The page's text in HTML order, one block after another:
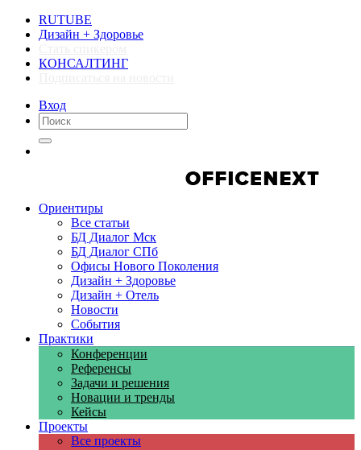
RUTUBE
Дизайн + Здоровье
КОНСАЛТИНГ
Вход
Ориентиры
Все статьи
БД Диалог Мск
БД Диалог СПб
Офисы Нового Поколения
Дизайн + Здоровье
Дизайн + Отель
Новости
События
Практики
Конференции
Референсы
Задачи и решения
Новации и тренды
Кейсы
Проекты
Все проекты